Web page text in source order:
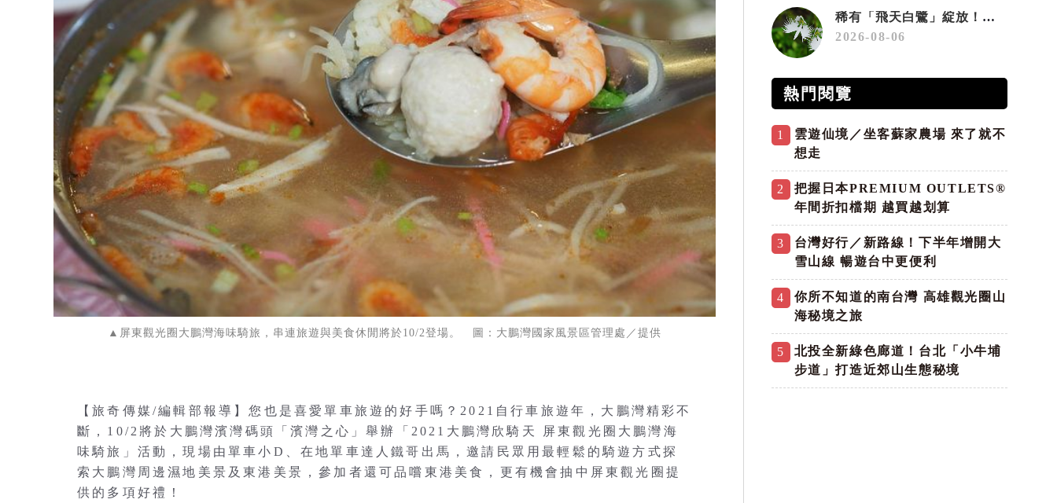
▲屏東觀光圈大鵬灣海味騎旅，串連旅遊與美食休閒將於10/2登場。 圖：大鵬灣國家風景區管理處／提供
【旅奇傳媒/編輯部報導】您也是喜愛單車旅遊的好手嗎？2021自行車旅遊年，大鵬灣精彩不
斷，10/2將於大鵬灣濱灣碼頭「濱灣之心」舉辦「2021大鵬灣欣騎天 屏東觀光圈大鵬灣海
味騎旅」活動，現場由單車小D、在地單車達人鐵哥出馬，邀請民眾用最輕鬆的騎遊方式探
索大鵬灣周邊濕地美景及東港美景，參加者還可品嚐東港美食，更有機會抽中屏東觀光圈提
供的多項好禮！
稀有「飛天白鷺」綻放！神戶六甲高山植物園「鷺草」珍貴現身
2026-08-06
熱門閱覽
1
雲遊仙境／坐客蘇家農場 來了就不
想走
2
把握日本PREMIUM OUTLETS®
年間折扣檔期 越買越划算
3
台灣好行／新路線！下半年增開大
雪山線 暢遊台中更便利
4
你所不知道的南台灣 高雄觀光圈山
海秘境之旅
5
北投全新綠色廊道！台北「小牛埔
步道」打造近郊山生態秘境